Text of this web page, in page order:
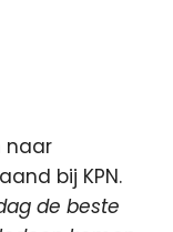
naar
bij KPN.
de beste